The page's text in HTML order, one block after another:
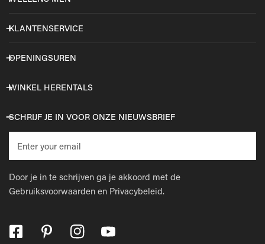
KLANTENSERVICE
OPENINGSUREN
WINKEL HERENTALS
SCHRIJF JE IN VOOR ONZE NIEUWSBRIEF
mail
Door je in te schrijven ga je akkoord met de
Gebruiksvoorwaarden en Privacybeleid.